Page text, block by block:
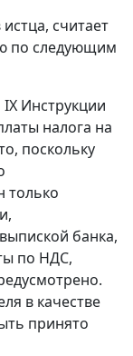
считает
по следующим
IX Инструкции
налога на
поскольку
только
банка,
по НДС,
в качестве
принято